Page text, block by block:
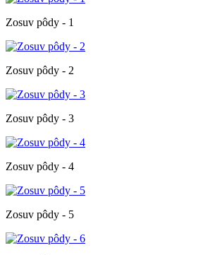
Zosuv pôdy - 1
Zosuv pôdy - 2
Zosuv pôdy - 3
Zosuv pôdy - 4
Zosuv pôdy - 5